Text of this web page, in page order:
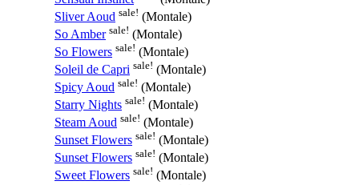
Sliver Aoud sale! (Montale)
So Amber sale! (Montale)
So Flowers sale! (Montale)
Soleil de Capri sale! (Montale)
Spicy Aoud sale! (Montale)
Starry Nights sale! (Montale)
Steam Aoud sale! (Montale)
Sunset Flowers sale! (Montale)
Sunset Flowers sale! (Montale)
Sweet Flowers sale! (Montale)